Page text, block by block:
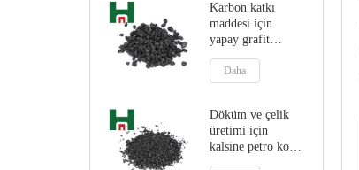
Karbon katkı
maddesi için
yapay grafit
Kalsine Petrol
KokDaha
Döküm ve çelik
üretimi için
kalsine petro kok